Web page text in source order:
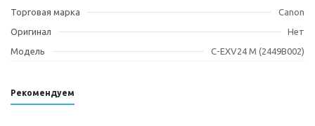
Торговая марка
Canon
Оригинал
Нет
Модель
C-EXV24 M (2449B002)
Рекомендуем